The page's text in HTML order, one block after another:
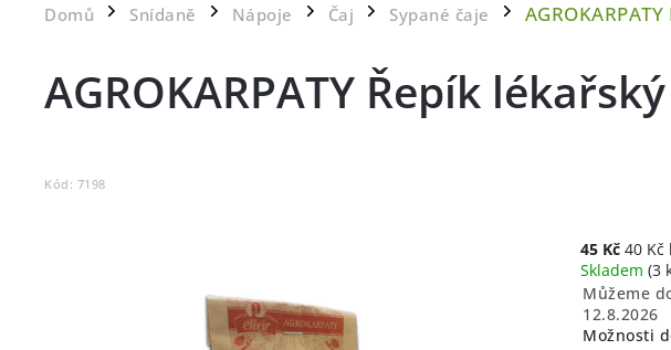
Domů / Snídaně / Nápoje / Čaj / Sypané čaje /
AGROKARPATY Řepík
Kód: 7198
45 Kč 40 Kč
Skladem (3
Můžeme
12.8.2026
Možnosti